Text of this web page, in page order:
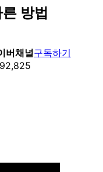
방법
버채널구독하기